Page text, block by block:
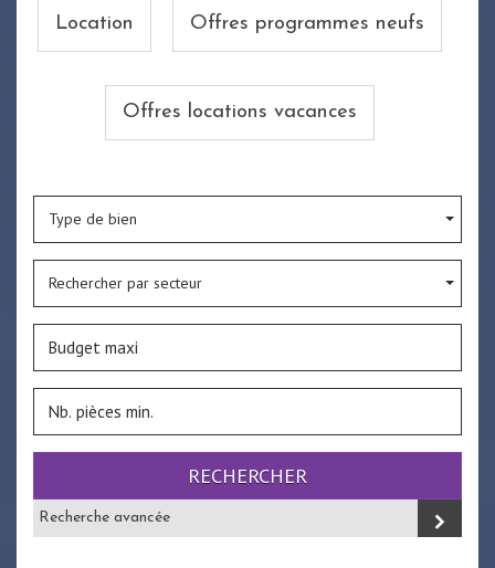
Location Offres programmes neufs
Offres locations vacances
Type de bien
Rechercher par secteur
RECHERCHER
Recherche avancée